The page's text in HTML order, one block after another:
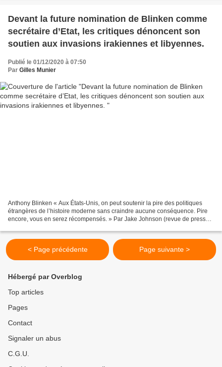
Devant la future nomination de Blinken comme
secrétaire d’Etat, les critiques dénoncent son
soutien aux invasions irakiennes et libyennes.
Publié le 01/12/2020 à 07:50
Par Gilles Munier
Anthony Blinken « Aux États-Unis, on peut soutenir la pire des politiques
étrangères de l’histoire moderne sans craindre aucune conséquence. Pire
encore, vous en serez récompensés. » Par Jake Johnson (revue de presse :
< Page précédente Page suivante >
Hébergé par Overblog
Top articles
Pages
Contact
Signaler un abus
C.G.U.